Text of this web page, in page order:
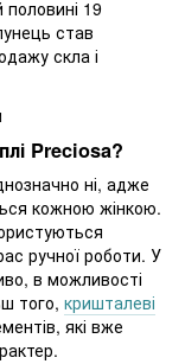
половині 19
став
скла і
Preciosa?
ні, адже
кожною жінкою.
ручної роботи. У
в можливості
того, кришталеві
які вже